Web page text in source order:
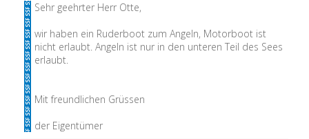
Sehr geehrter Herr Otte,
wir haben ein Ruderboot zum Angeln, Motorboot ist
nicht erlaubt. Angeln ist nur in den unteren Teil des Sees
erlaubt.
Mit freundlichen Grüssen
der Eigentümer